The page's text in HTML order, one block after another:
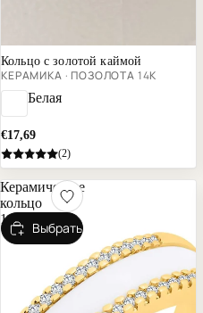
В тренде Почти распродано
Кольцо с золотой каймой
КЕРАМИКА · ПОЗОЛОТА 14К
Белая
€17,69
(2)
Керамическое
кольцо
14k
Выбрать